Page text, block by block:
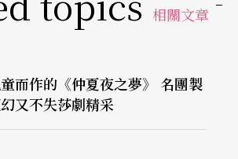
相關文章
而作的《仲夏夜之夢》 名團製
又不失莎劇精采